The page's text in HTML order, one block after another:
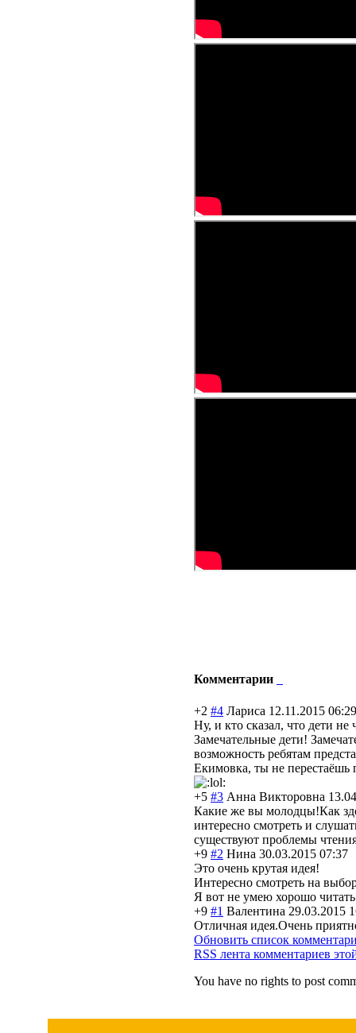
Комментарии
+2 #4 Лариса 12.11.2015 06:29
Ну, и кто сказал, что дети
Замечательные дети!
возможность ребятам
Екимовка, ты не перестаёшь
+5 #3 Анна Викторовна
Какие же вы молодцы!Как
интересно смотреть и
существуют проблемы
+9 #2 Нина 30.03.2015 07:37
Это очень крутая идея!
Интересно смотреть на
Я вот не умею хорошо
+9 #1 Валентина 29.03.2015
Отличная идея.Очень
Обновить список
RSS лента комментариев
You have no rights to post